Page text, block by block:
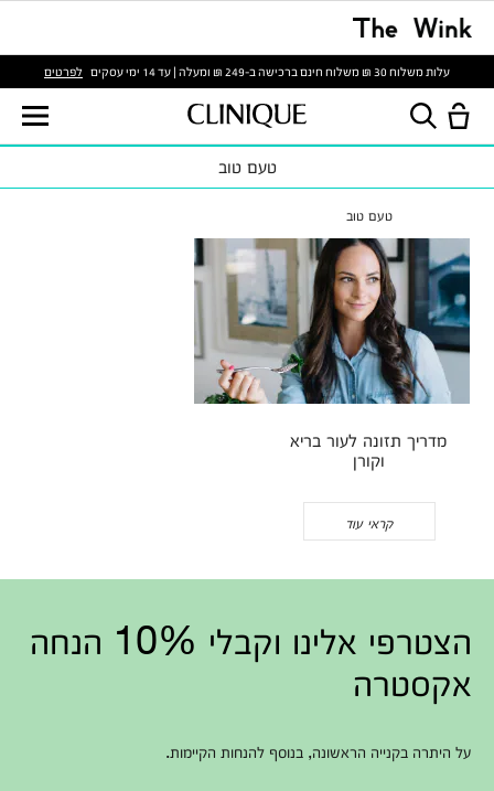
עלות משלוח 30 ₪ משלוח חינם ברכישה ב-249 ₪ ומעלה | עד 14 ימי עסקים לפרטים
טעם טוב
טעם טוב
מדריך תזונה לעור בריא
וקורן
קראי עוד
הצטרפי אלינו וקבלי 10% הנחה
אקסטרה
על היתרה בקנייה הראשונה, בנוסף להנחות הקיימות.